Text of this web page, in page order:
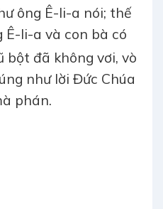
ông Ê-li-a nói; thế
Ê-li-a và con bà có
bột đã không vơi, vò
như lời Đức Chúa
phán.